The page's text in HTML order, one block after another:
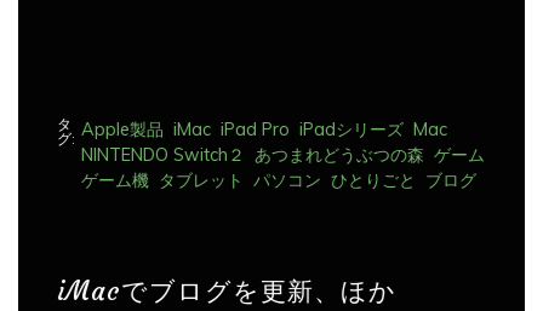
グ:
Apple製品 iMac iPad Pro iPadシリーズ
Mac
NINTENDO Switch２
あつまれどうぶつの森
ゲーム
ゲーム機
タブレット パソコン ひとりごと ブログ
iMacでブログを更新、ほか